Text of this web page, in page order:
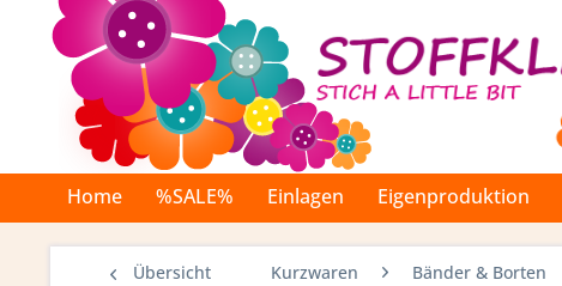
Home %SALE% Einlagen Eigenproduktion
Übersicht Kurzwaren Bänder & Borten